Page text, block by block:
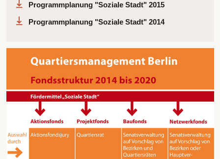
Programmplanung "Soziale Stadt" 2015
Programmplanung "Soziale Stadt" 2014